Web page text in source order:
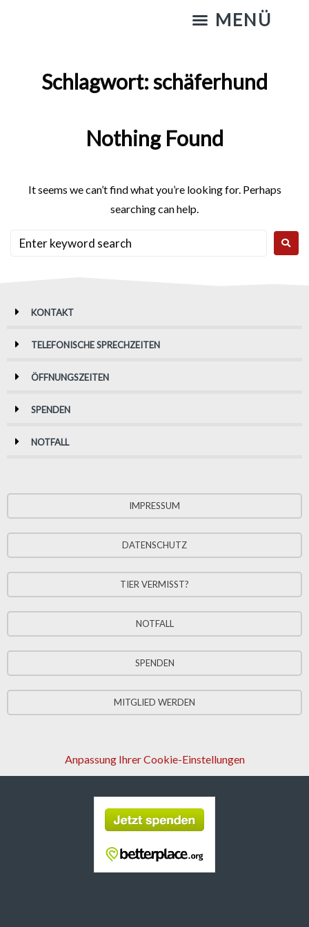
Schlagwort:schäferhund
Nothing Found
It seems we can’t find what you’re looking for. Perhaps
searching can help.
KONTAKT
TELEFONISCHE SPRECHZEITEN
ÖFFNUNGSZEITEN
SPENDEN
NOTFALL
IMPRESSUM
DATENSCHUTZ
TIER VERMISST?
NOTFALL
SPENDEN
MITGLIED WERDEN
Anpassung Ihrer Cookie-Einstellungen